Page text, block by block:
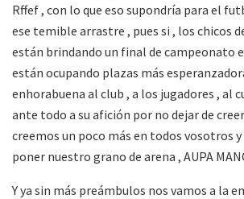
Rffef , con lo que eso supondría para el
ese temible arrastre , pues si , los chicos
están brindando un final de campeonato
están ocupando plazas más
enhorabuena al club , a los jugadores , al
ante todo a su afición por no dejar de
creemos un poco más en todos vosotros
poner nuestro grano de arena , AUPA
Y ya sin más preámbulos nos vamos a la